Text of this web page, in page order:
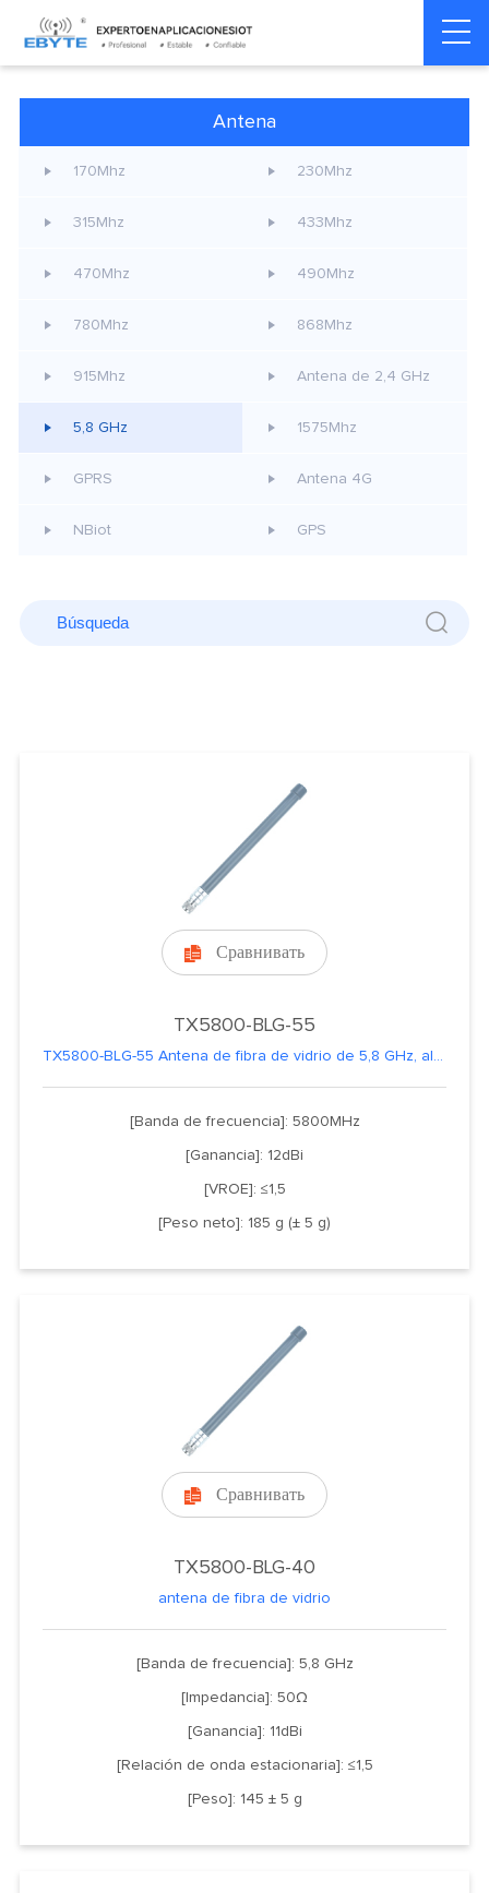
Home > Accesorios > Antena
Antena
170Mhz 230Mhz
315Mhz 433Mhz
470Mhz 490Mhz
780Mhz 868Mhz
915Mhz Antena de 2,4 GHz
5,8 GHz 1575Mhz
GPRS Antena 4G
NBiot GPS
 Сравнивать
TX5800-BLG-55
TX5800-BLG-55 Antena de fibra de vidrio de 5,8 GHz, alta estabilidad y confiabilidad
[Banda de frecuencia]: 5800MHz
[Ganancia]: 12dBi
[VROE]: ≤1,5
[Peso neto]: 185 g (± 5 g)
 Сравнивать
TX5800-BLG-40
antena de fibra de vidrio
[Banda de frecuencia]: 5,8 GHz
[Impedancia]: 50Ω
[Ganancia]: 11dBi
[Relación de onda estacionaria]: ≤1,5
[Peso]: 145 ± 5 g